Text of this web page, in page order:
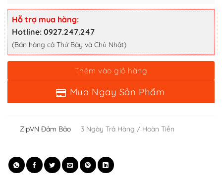
Hỗ trợ mua hàng:
Hotline: 0927.247.247
(Bán hàng cả Thứ Bảy và Chủ Nhật)
ZipVN Đảm Bảo 3 Ngày Trả Hàng / Hoàn Tiền